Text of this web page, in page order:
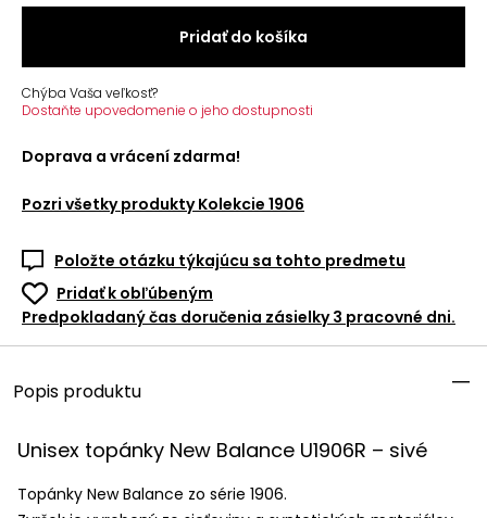
Pridať do košíka
Chýba Vaša veľkosť?
Dostaňte upovedomenie o jeho dostupnosti
Doprava a vrácení zdarma!
Pozri všetky produkty Kolekcie 1906
Položte otázku týkajúcu sa tohto predmetu
Pridať k obľúbeným
Predpokladaný čas doručenia zásielky 3 pracovné dni.
Popis produktu
Unisex topánky New Balance U1906R – sivé
Topánky New Balance zo série 1906.